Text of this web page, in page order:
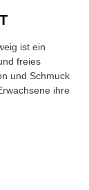
ist ein
freies
und Schmuck
ihre